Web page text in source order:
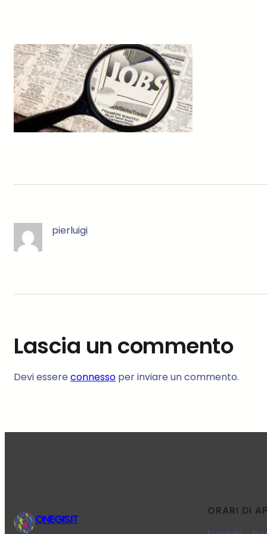
pierluigi
Lascia un commento
Devi essereconnesso per inviare un commento.
ONEGIS.IT
ORARI DI